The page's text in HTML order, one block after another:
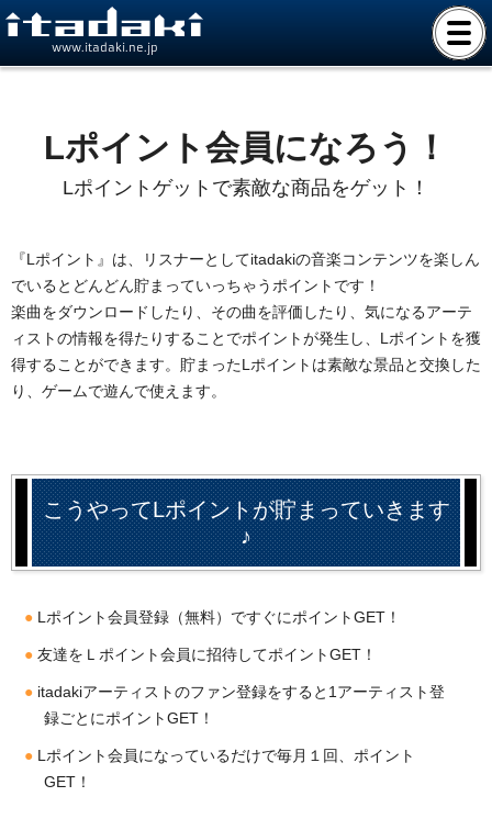
www.itadaki.ne.jp
Lポイント会員になろう！
Lポイントゲットで素敵な商品をゲット！
『Lポイント』は、リスナーとしてitadakiの音楽コンテンツを楽しん
でいるとどんどん貯まっていっちゃうポイントです！
楽曲をダウンロードしたり、その曲を評価したり、気になるアーテ
ィストの情報を得たりすることでポイントが発生し、Lポイントを獲
得することができます。貯まったLポイントは素敵な景品と交換した
り、ゲームで遊んで使えます。
こうやってLポイントが貯まっていきます
♪
Lポイント会員登録（無料）ですぐにポイントGET！
友達をＬポイント会員に招待してポイントGET！
itadakiアーティストのファン登録をすると1アーティスト登
録ごとにポイントGET！
Lポイント会員になっているだけで毎月１回、ポイント
GET！